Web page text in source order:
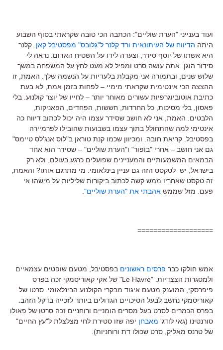
ועוד בענייני "הערת שוליים": הכתבה הכי טובה שקראתי בסוף השבוע
היתה הדיווח של העיתונאית ורד קלנר ל"גלובס" מפסטיבל קאן . קלנר
היא אשתו של יוסף סידר, וצעדה לידו על השטיח האדום. נראה לי
סידור הוגן: אתה עושה סרט ומפיל לא מעט לחץ על המשפחה במשך
שלוש שנים, ובתמורה אני מקבלת בלעדיות על הנשמה שלך. האמת, זו
ההצצה הכי אינטימית שקראתי מימיי – לפחות בזמן אמת, לא בעת
כתיבת אוטוביוגרפיות עשורים מאוחר יותר – לחייו של יוצר קולנוע. בלי
פאסון, בלי מסיכות, כל החרדות, חששות, הפחדים, הפאניקות,
הלבטים. האמת, אני לא חושב שסידר עצמו היה יכול לכתוב דיווח כה
אינטימי למה שהתחולל בתוך עצמו בשבועות שהובילו לפרמיירה
בפסטיבל. קריאת חובה. ומכיוון שכמו קנת טוראן ב"לוס אנג'לס טיימס"
גם אני חושב – אחרי "בופור" ו"הערת שוליים" – שסידר הוא אחד
הבמאים המשמעותיים והמעניינים שפועלים כרגע בעולם, ולא רק
בישראל, יש לטקסט הזה גם עניין בינלאומי. מי מתרגם אותו? והאמת,
זה טקסט שאחריו ממש קשה לכתוב ביקורות שליליות על מישהו אי
פעם. מזל שממש אהבתי את "הערת שוליים"
===================
אמש חולקו כבר פרסים ראשונים בפסטיבל, מטעם שופטים עצמאיים
ולמסגרות הצצדיות. "Le Havre" של אקי קאוריסמקי זכה בפרס
פיפרסקי, המוענק מטעם איגוד מבקרי הקולנוע הבינלאומי. סרטו של
קאוריסמקי נחשב לבעל הסיכויים הגדולים ביותר לזכייה בדקל הזהב.
בפרס הכמרים לסרט בעל מסרים הומניים ורוחניים זכה סרטו של פאולו
סורנטינו (גאי לודג' מאבחן יפה שזו סטירת לחי מצלצלת ל"עץ החיים"
של טרנס מאליק, סרט שכולו דת ורוחניות).